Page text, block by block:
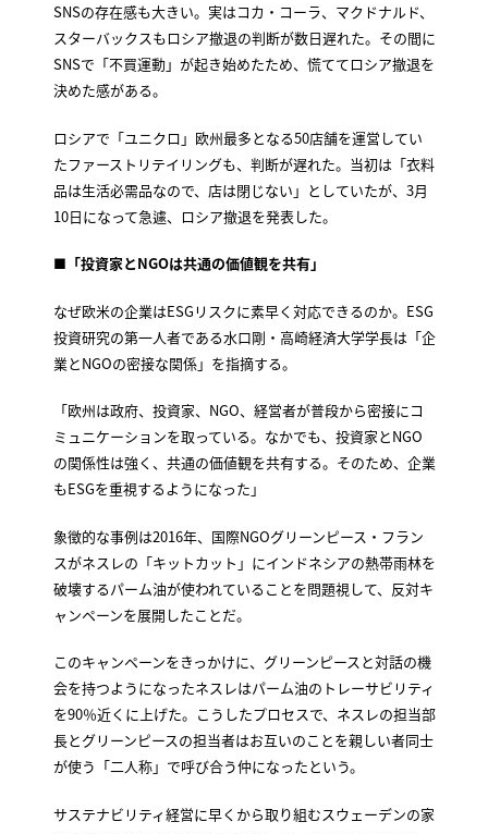
SNSの存在感も大きい。実はコカ・コーラ、マクドナルド、
スターバックスもロシア撤退の判断が数日遅れた。その間に
SNSで「不買運動」が起き始めたため、慌ててロシア撤退を
決めた感がある。
ロシアで「ユニクロ」欧州最多となる50店舗を運営してい
たファーストリテイリングも、判断が遅れた。当初は「衣料
品は生活必需品なので、店は閉じない」としていたが、3月
10日になって急遽、ロシア撤退を発表した。
■ 「投資家とNGOは共通の価値観を共有」
なぜ欧米の企業はESGリスクに素早く対応できるのか。ESG
投資研究の第一人者である水口剛・高崎経済大学学長は「企
業とNGOの密接な関係」を指摘する。
「欧州は政府、投資家、NGO、経営者が普段から密接にコ
ミュニケーションを取っている。なかでも、投資家とNGO
の関係性は強く、共通の価値観を共有する。そのため、企業
もESGを重視するようになった」
象徴的な事例は2016年、国際NGOグリーンピース・フラン
スがネスレの「キットカット」にインドネシアの熱帯雨林を
破壊するパーム油が使われていることを問題視して、反対キ
ャンペーンを展開したことだ。
このキャンペーンをきっかけに、グリーンピースと対話の機
会を持つようになったネスレはパーム油のトレーサビリティ
を90％近くに上げた。こうしたプロセスで、ネスレの担当部
長とグリーンピースの担当者はお互いのことを親しい者同士
が使う「二人称」で呼び合う仲になったという。
サステナビリティ経営に早くから取り組むスウェーデンの家